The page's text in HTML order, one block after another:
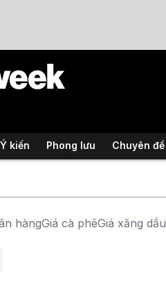
Ý kiến Phong lưu Chuyên đề
hàngGiá cà phêGiá xăng dầu